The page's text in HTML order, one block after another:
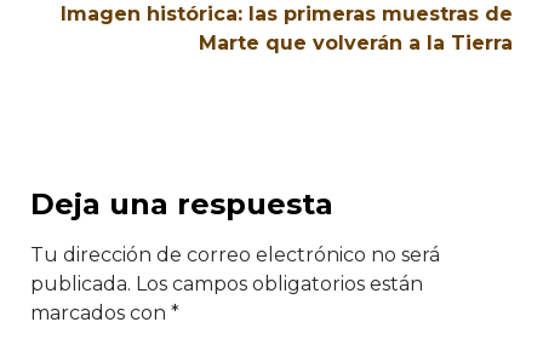
Imagen histórica: las primeras muestras de
Marte que volverán a la Tierra
Deja una respuesta
Tu dirección de correo electrónico no será
publicada. Los campos obligatorios están
marcados con *